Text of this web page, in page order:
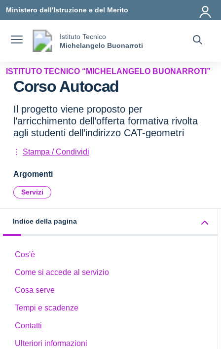
Ministero dell'Istruzione e del Merito
Istituto Tecnico
Michelangelo Buonarroti
ISTITUTO TECNICO “MICHELANGELO BUONARROTI”
Corso Autocad
Il progetto viene proposto per
l’arricchimento dell’offerta formativa rivolta
agli studenti dell’indirizzo CAT-geometri
Stampa / Condividi
Argomenti
Servizi
Indice della pagina
Cos'è
Come si accede al servizio
Cosa serve
Tempi e scadenze
Contatti
Ulteriori informazioni